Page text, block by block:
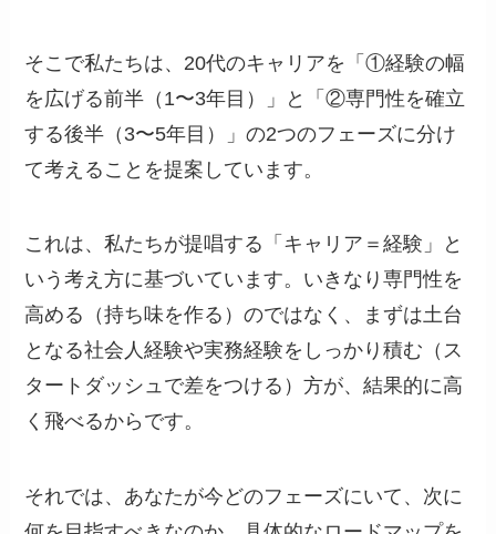
そこで私たちは、20代のキャリアを「①経験の幅
を広げる前半（1〜3年目）」と「②専門性を確立
する後半（3〜5年目）」の2つのフェーズに分け
て考えることを提案しています。
これは、私たちが提唱する「キャリア＝経験」と
いう考え方に基づいています。いきなり専門性を
高める（持ち味を作る）のではなく、まずは土台
となる社会人経験や実務経験をしっかり積む（ス
タートダッシュで差をつける）方が、結果的に高
く飛べるからです。
それでは、あなたが今どのフェーズにいて、次に